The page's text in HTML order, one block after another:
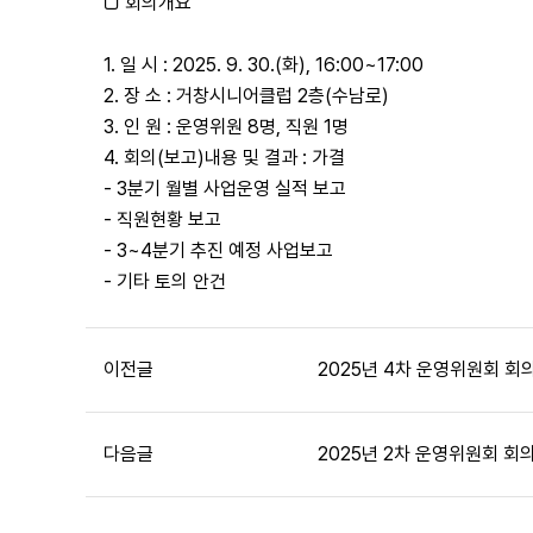
1. 일 시 : 2025. 9. 30.(화), 16:00~17:00
2. 장 소 : 거창시니어클럽 2층(수남로)
3. 인 원 : 운영위원 8명, 직원 1명
4. 회의(보고)내용 및 결과 : 가결
- 3분기 월별 사업운영 실적 보고
- 직원현황 보고
- 3~4분기 추진 예정 사업보고
- 기타 토의 안건
이전글 2025년 4차 운영위원회 회
다음글 2025년 2차 운영위원회 회